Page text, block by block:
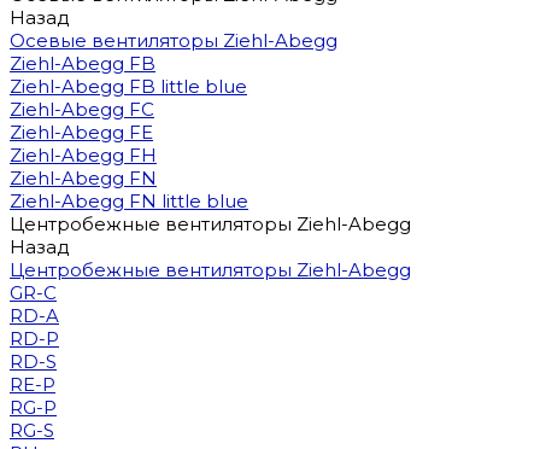
Назад
Осевые вентиляторы Ziehl-Abegg
Ziehl-Abegg FB
Ziehl-Abegg FB little blue
Ziehl-Abegg FC
Ziehl-Abegg FE
Ziehl-Abegg FH
Ziehl-Abegg FN
Ziehl-Abegg FN little blue
Центробежные вентиляторы Ziehl-Abegg
Назад
Центробежные вентиляторы Ziehl-Abegg
GR-C
RD-A
RD-P
RD-S
RE-P
RG-P
RG-S